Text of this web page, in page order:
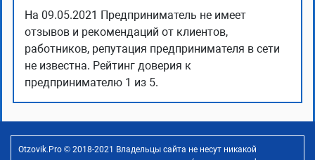
На 09.05.2021 Предприниматель не имеет
отзывов и рекомендаций от клиентов,
работников, репутация предпринимателя в сети
не известна. Рейтинг доверия к
предпринимателю 1 из 5.
Otzovik.Pro © 2018-2021 Владельцы сайта не несут никакой